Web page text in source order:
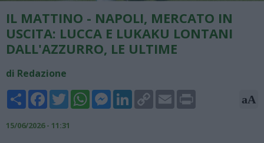
IL MATTINO - NAPOLI, MERCATO IN
USCITA: LUCCA E LUKAKU LONTANI
DALL'AZZURRO, LE ULTIME
di Redazione
Share FacebookTwitterWhatsAppMessengerLinkedInCopy
Link
Email aA
15/06/2026 - 11:31